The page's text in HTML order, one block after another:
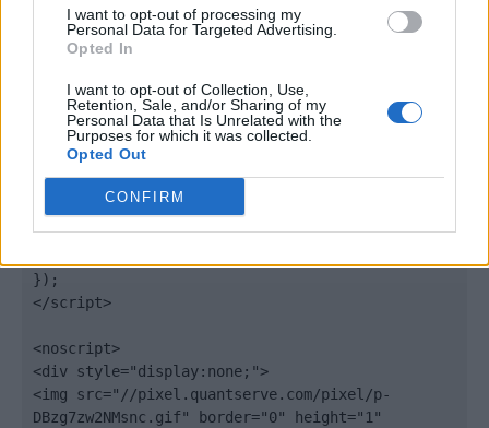
I want to opt-out of processing my
Personal Data for Targeted Advertising.
Opted In
I want to opt-out of Collection, Use,
Retention, Sale, and/or Sharing of my
Personal Data that Is Unrelated with the
Purposes for which it was collected.
Opted Out
CONFIRM
".quantserve.com/quant.js";
elem.async = true;
var scpt =
document.getElementsByTagName('script')[0];
scpt.parentNode.insertBefore(elem, scpt);
})();
window._qevents.push({
qacct:"p-DBzg7zw2NMsnc",
});
</script>
<noscript>
<div style="display:none;">
<img src="//pixel.quantserve.com/pixel/p-
DBzg7zw2NMsnc.gif" border="0" height="1"